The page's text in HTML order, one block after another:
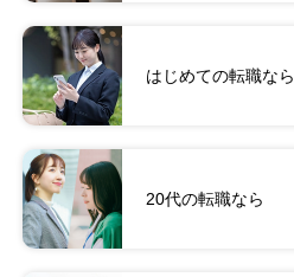
はじめての転職なら
20代の転職なら